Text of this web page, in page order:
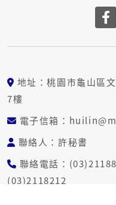
地址：桃園市龜山區
7樓
電子信箱：
聯絡人：許秘書
聯絡電話：
(03)2118212